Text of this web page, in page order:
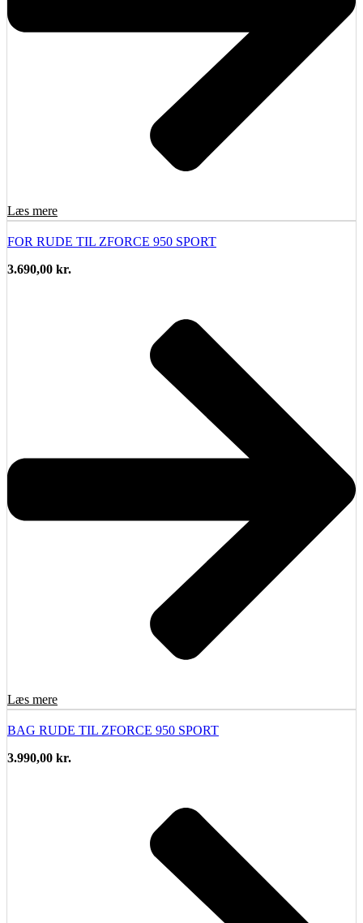
Læs mere
FOR RUDE TIL ZFORCE 950 SPORT
3.690,00 kr.
Læs mere
BAG RUDE TIL ZFORCE 950 SPORT
3.990,00 kr.